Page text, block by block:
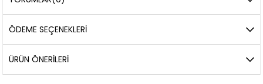
ÖDEME SEÇENEKLERI
ÜRÜN ÖNERILERI